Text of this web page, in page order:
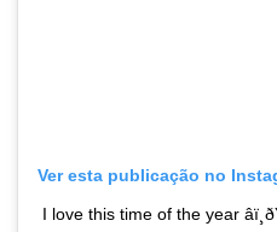
Ver esta publicação no
I love this time of the year